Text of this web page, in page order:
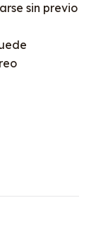
sin previo